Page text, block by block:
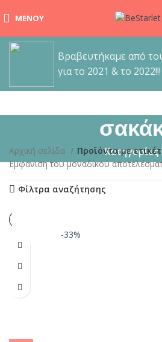
ΜΕΝΟΎ
Βραβευτήκαμε από
για το 2021 & το
Κατηγορίες
Αρχική σελίδα
Προϊόντα με
Εμφάνιση του μοναδικού
Φίλτρα αναζήτησης
-33%